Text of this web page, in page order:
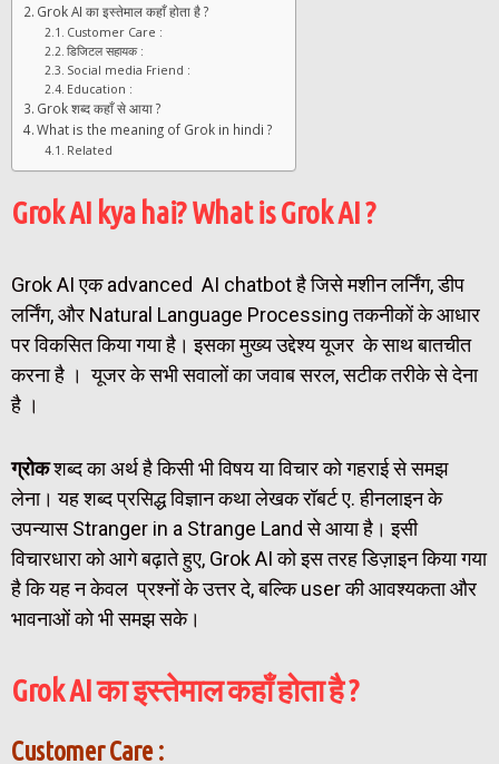
Grok AI का इस्तेमाल कहाँ होता है ?
Customer Care :
डिजिटल सहायक :
Social media Friend :
Education :
Grok शब्द कहाँ से आया ?
What is the meaning of Grok in hindi ?
Related
Grok AI kya hai? What is Grok AI ?
Grok AI एक advanced AI chatbot है जिसे मशीन लर्निंग, डीप
लर्निंग, और Natural Language Processing तकनीकों के आधार
पर विकसित किया गया है। इसका मुख्य उद्देश्य यूजर के साथ बातचीत
करना है । यूजर के सभी सवालों का जवाब सरल, सटीक तरीके से देना
है ।
ग्रोकशब्द का अर्थ है किसी भी विषय या विचार को गहराई से समझ
लेना। यह शब्द प्रसिद्ध विज्ञान कथा लेखक रॉबर्ट ए. हीनलाइन के
उपन्यास Stranger in a Strange Land से आया है। इसी
विचारधारा को आगे बढ़ाते हुए, Grok AI को इस तरह डिज़ाइन किया गया
है कि यह न केवल प्रश्नों के उत्तर दे, बल्कि user की आवश्यकता और
भावनाओं को भी समझ सके।
Grok AI का इस्तेमाल कहाँ होता है ?
Customer Care :